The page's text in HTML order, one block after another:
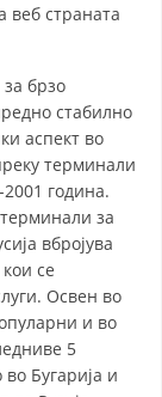
веб страната
брзо
стабилно
аспект во
терминали
година.
за
вбројува
се
Освен во
и во
5
Бугарија и